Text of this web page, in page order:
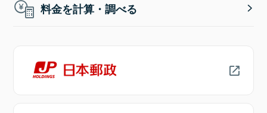
料金を計算・調べる